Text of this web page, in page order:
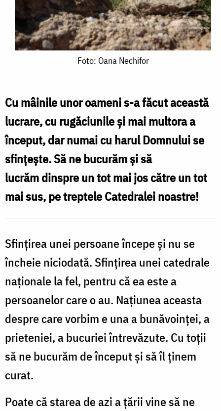
Nechifor
Foto: Oana Nechifor
Cu mâinile unor oameni s-a făcut această
lucrare, cu rugăciunile și mai multora a
început, dar numai cu harul Domnului se
sfințește. Să ne bucurăm și să
lucrăm dinspre un tot mai jos către un tot
mai sus, pe treptele Catedralei noastre!
Sfințirea unei persoane începe și nu se
încheie niciodată. Sfințirea unei catedrale
naționale la fel, pentru că ea este a
persoanelor care o au. Națiunea aceasta
despre care vorbim e una a bunăvoinței, a
prieteniei, a bucuriei întrevăzute. Cu toții
să ne bucurăm de început și să îl ținem
curat.
Poate că starea de azi a țării vine să ne